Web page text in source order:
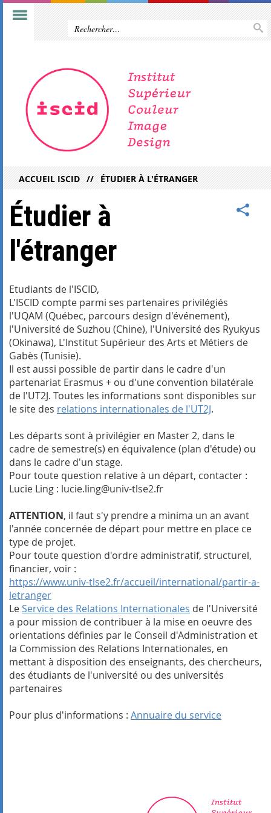
ACCUEIL ISCID ÉTUDIER À L'ÉTRANGER
Étudier à
l'étranger
Etudiants de l'ISCID,
L'ISCID compte parmi ses partenaires privilégiés
l'UQAM (Québec, parcours design d'événement),
l'Université de Suzhou (Chine), l'Université des Ryukyus
(Okinawa), L'Institut Supérieur des Arts et Métiers de
Gabès (Tunisie).
Il est aussi possible de partir dans le cadre d'un
partenariat Erasmus + ou d'une convention bilatérale
de l'UT2J. Toutes les informations sont disponibles sur
le site des relations internationales de l'UT2J.
Les départs sont à privilégier en Master 2, dans le
cadre de semestre(s) en équivalence (plan d'étude) ou
dans le cadre d'un stage.
Pour toute question relative à un départ, contacter :
Lucie Ling : lucie.ling@univ-tlse2.fr
ATTENTION, il faut s'y prendre a minima un an avant
l'année concernée de départ pour mettre en place ce
type de projet.
Pour toute question d'ordre administratif, structurel,
financier, voir :
https://www.univ-tlse2.fr/accueil/international/partir-a-
letranger
LeService des Relations Internationales de l'Université
a pour mission de contribuer à la mise en oeuvre des
orientations définies par le Conseil d'Administration et
la Commission des Relations Internationales, en
mettant à disposition des enseignants, des chercheurs,
des étudiants de l'université ou des universités
partenaires
Pour plus d'informations : Annuaire du service